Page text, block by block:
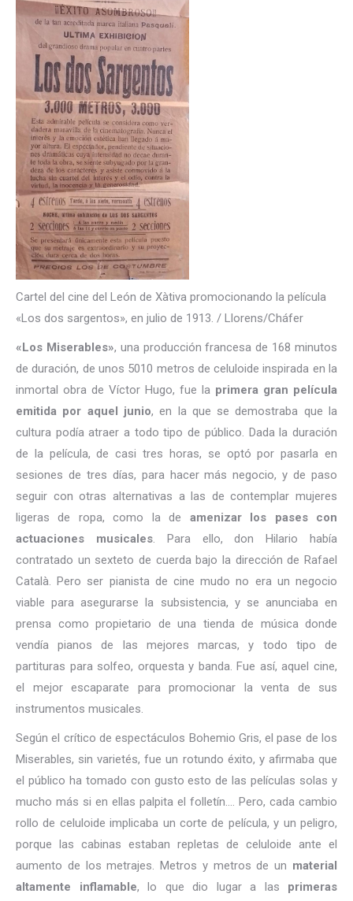
Cartel del cine del León de Xàtiva promocionando la película
«Los dos sargentos», en julio de 1913. / Llorens/Cháfer
«Los Miserables», una producción francesa de 168 minutos
de duración, de unos 5010 metros de celuloide inspirada en la
inmortal obra de Víctor Hugo, fue la primera gran película
emitida por aquel junio, en la que se demostraba que la
cultura podía atraer a todo tipo de público. Dada la duración
de la película, de casi tres horas, se optó por pasarla en
sesiones de tres días, para hacer más negocio, y de paso
seguir con otras alternativas a las de contemplar mujeres
ligeras de ropa, como la de amenizar los pases con
actuaciones musicales. Para ello, don Hilario había
contratado un sexteto de cuerda bajo la dirección de Rafael
Català. Pero ser pianista de cine mudo no era un negocio
viable para asegurarse la subsistencia, y se anunciaba en
prensa como propietario de una tienda de música donde
vendía pianos de las mejores marcas, y todo tipo de
partituras para solfeo, orquesta y banda. Fue así, aquel cine,
el mejor escaparate para promocionar la venta de sus
instrumentos musicales.
Según el crítico de espectáculos Bohemio Gris, el pase de los
Miserables, sin varietés, fue un rotundo éxito, y afirmaba que
el público ha tomado con gusto esto de las películas solas y
mucho más si en ellas palpita el folletín…. Pero, cada cambio
rollo de celuloide implicaba un corte de película, y un peligro,
porque las cabinas estaban repletas de celuloide ante el
aumento de los metrajes. Metros y metros de un material
altamente inflamable, lo que dio lugar a las primeras